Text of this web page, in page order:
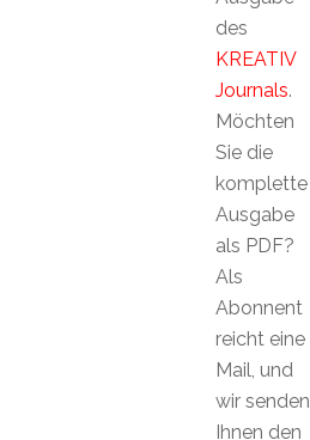
des
KREATIV
Journals.
Möchten
Sie die
komplette
Ausgabe
als PDF?
Als
Abonnent
reicht eine
Mail, und
wir senden
Ihnen den